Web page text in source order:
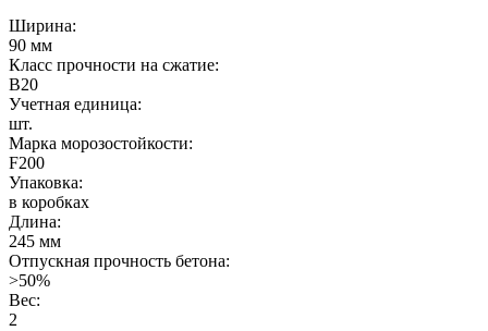
Ширина:
90 мм
Класс прочности на сжатие:
B20
Учетная единица:
шт.
Марка морозостойкости:
F200
Упаковка:
в коробках
Длина:
245 мм
Отпускная прочность бетона:
>50%
Вес:
2